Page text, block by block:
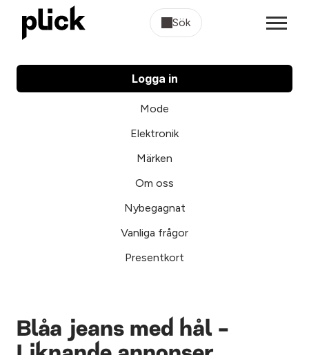
Sök
Logga in
Mode
Elektronik
Märken
Om oss
Nybegagnat
Vanliga frågor
Presentkort
Blåa jeans med hål -